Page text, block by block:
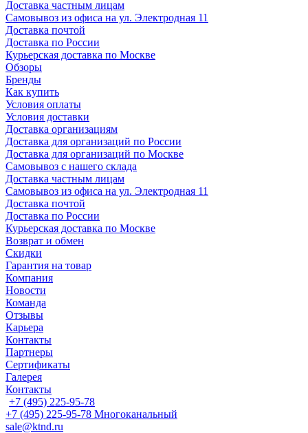
Доставка частным лицам
Самовывоз из офиса на ул. Электродная 11
Доставка почтой
Доставка по России
Курьерская доставка по Москве
Обзоры
Бренды
Как купить
Условия оплаты
Условия доставки
Доставка организациям
Доставка для организаций по России
Доставка для организаций по Москве
Самовывоз с нашего склада
Доставка частным лицам
Самовывоз из офиса на ул. Электродная 11
Доставка почтой
Доставка по России
Курьерская доставка по Москве
Возврат и обмен
Скидки
Гарантия на товар
Компания
Новости
Команда
Отзывы
Карьера
Контакты
Партнеры
Сертификаты
Галерея
Контакты
+7 (495) 225-95-78
+7 (495) 225-95-78 Многоканальный
sale@ktnd.ru